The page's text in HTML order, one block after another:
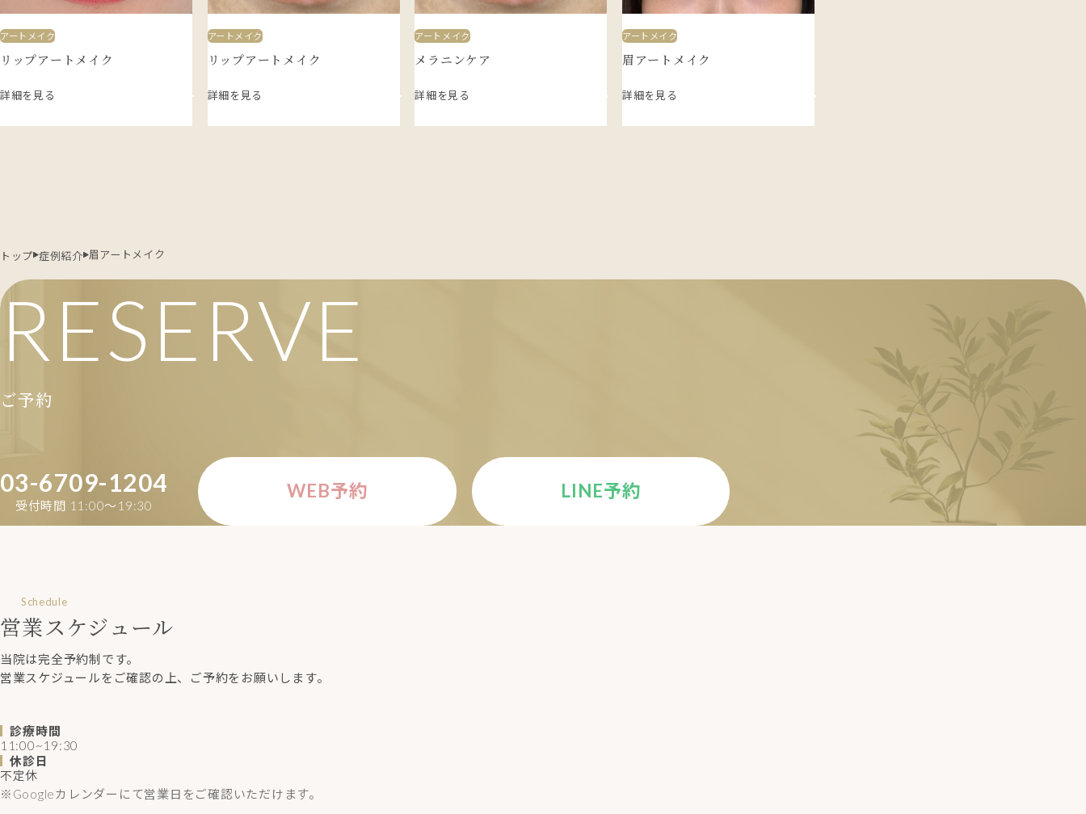
アートメイク
リップアートメイク
詳細を見る
アートメイク
リップアートメイク
詳細を見る
アートメイク
メラニンケア
詳細を見る
アートメイク
眉アートメイク
詳細を見る
トップ 症例紹介 眉アートメイク
RESERVE
ご予約
03-6709-1204
受付時間 11:00〜19:30
WEB予約 LINE予約
Schedule
営業スケジュール
当院は完全予約制です。
営業スケジュールをご確認の上、ご予約をお願いします。
診療時間
11:00~19:30
休診日
不定休
※Googleカレンダーにて営業日をご確認いただけます。